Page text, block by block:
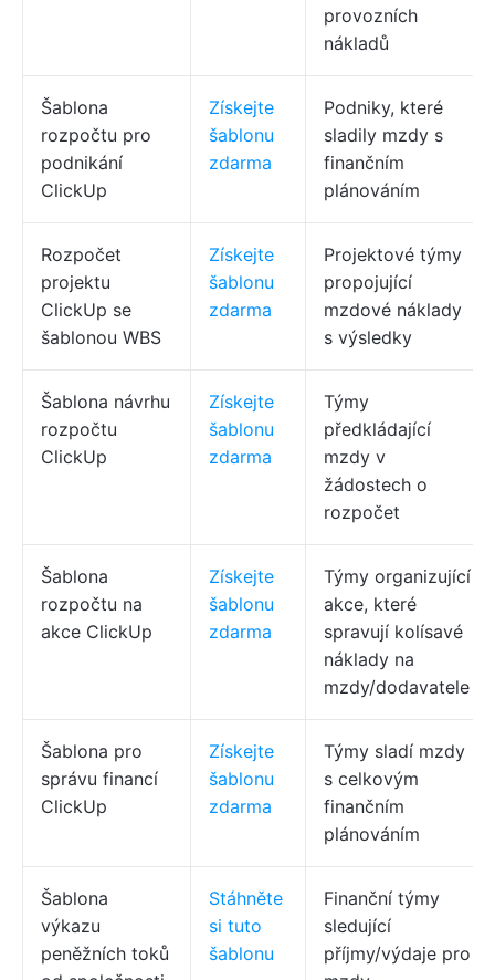
provozních
nákladů
Šablona
rozpočtu pro
podnikání
ClickUp
Získejte
šablonu
zdarma
Podniky, které
sladily mzdy s
finančním
plánováním
Rozpočet
projektu
ClickUp se
šablonou WBS
Získejte
šablonu
zdarma
Projektové týmy
propojující
mzdové náklady
s výsledky
Šablona návrhu
rozpočtu
ClickUp
Získejte
šablonu
zdarma
Týmy
předkládající
mzdy v
žádostech o
rozpočet
Šablona
rozpočtu na
akce ClickUp
Získejte
šablonu
zdarma
Týmy organizující
akce, které
spravují kolísavé
náklady na
mzdy/dodavatele
Šablona pro
správu financí
ClickUp
Získejte
šablonu
zdarma
Týmy sladí mzdy
s celkovým
finančním
plánováním
Šablona
výkazu
peněžních toků
Stáhněte
si tuto
šablonu
Finanční týmy
sledující
příjmy/výdaje pro